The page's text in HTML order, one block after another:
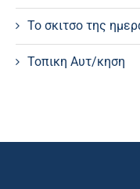
Το σκιτσο της
Τοπικη Αυτ/κηση